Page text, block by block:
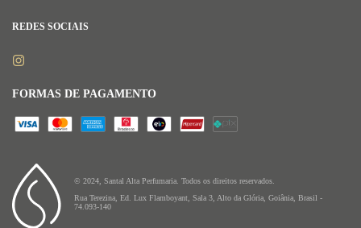
© 2024, Santal Alta Perfumaria. Todos os direitos reservados.
Rua Terezina, Ed. Lux Flamboyant, Sala 3, Alto da Glória, Goiânia, Brasil -
74.093-140
REDES SOCIAIS
FORMAS DE PAGAMENTO